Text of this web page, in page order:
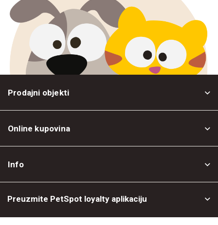
Prodajni objekti
Online kupovina
Info
Preuzmite PetSpot loyalty aplikaciju